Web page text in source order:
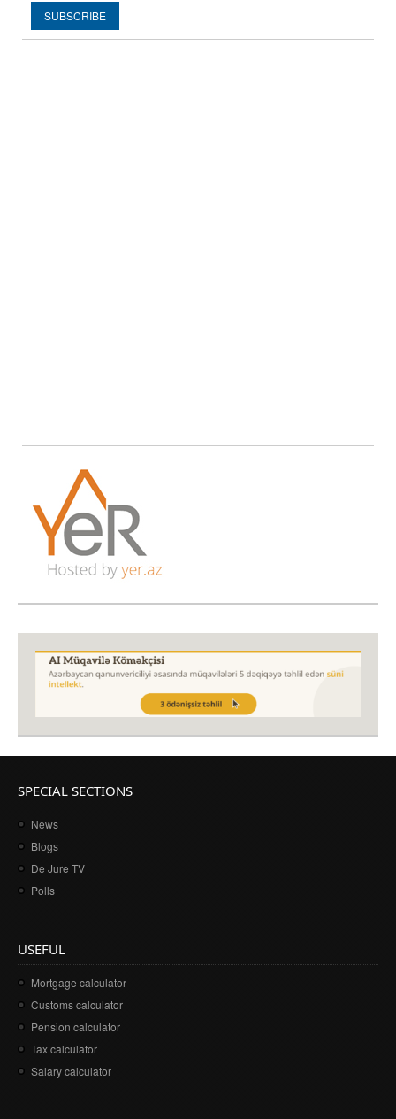
SPECIAL SECTIONS
News
Blogs
De Jure TV
Polls
USEFUL
Mortgage calculator
Customs calculator
Pension calculator
Tax calculator
Salary calculator